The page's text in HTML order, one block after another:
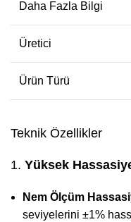
Daha Fazla Bilgi
Üretici
Ürün Türü
Teknik Özellikler
1. Yüksek
Nem Ölçüm
seviyelerini ±1%